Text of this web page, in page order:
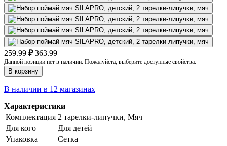
259.99 ₽ 363.99
Данной позиции нет в наличии. Пожалуйста, выберите доступные свойства.
В корзину
В наличии в 12 магазинах
Характеристики
Комплектация 2 тарелки-липучки, Мяч
Для кого
Для детей
Упаковка
Сетка